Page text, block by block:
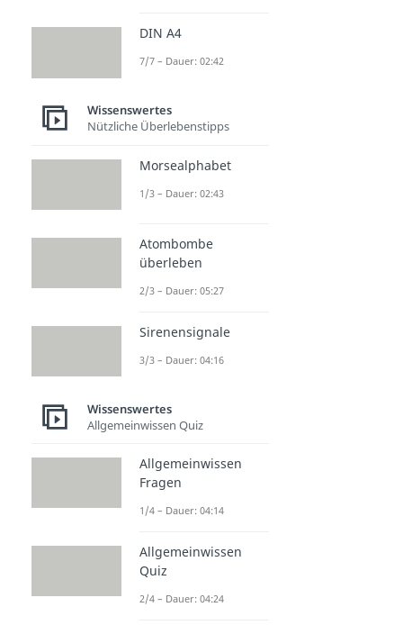
DIN A4
7/7 – Dauer: 02:42
Wissenswertes
Nützliche Überlebenstipps
Morsealphabet
1/3 – Dauer: 02:43
Atombombe
überleben
2/3 – Dauer: 05:27
Sirenensignale
3/3 – Dauer: 04:16
Wissenswertes
Allgemeinwissen Quiz
Allgemeinwissen
Fragen
1/4 – Dauer: 04:14
Allgemeinwissen
Quiz
2/4 – Dauer: 04:24